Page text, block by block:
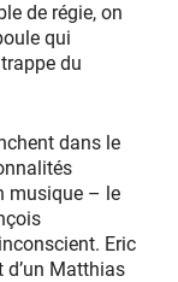
de régie, on
qui
du
dans le
musique – le
Eric
d’un Matthias